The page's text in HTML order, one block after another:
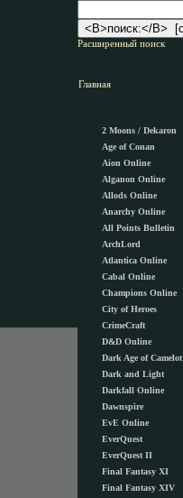
Расширенный поиск
Главная
2 Moons / Dekaron
Age of Conan
Aion Online
Alganon Оnline
Allods Online
Anarchy Online
All Points Bulletin
ArchLord
Atlantica Online
Cabal Online
Champions Online
City of Heroes
CrimeCraft
D&D Online
Dark Age of Camelot
Dark and Light
Darkfall Online
Dawnspire
EvE Online
EverQuest
EverQuest II
Final Fantasy XI
Final Fantasy XIV